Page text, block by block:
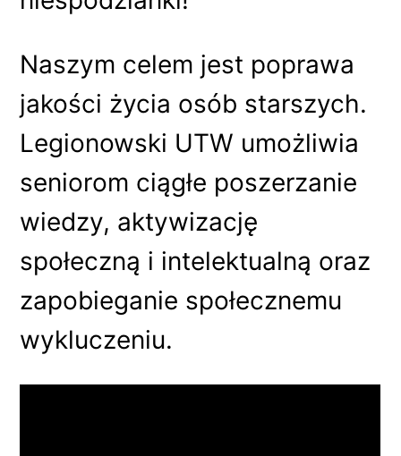
Naszym celem jest poprawa
jakości życia osób starszych.
Legionowski UTW umożliwia
seniorom ciągłe poszerzanie
wiedzy, aktywizację
społeczną i intelektualną oraz
zapobieganie społecznemu
wykluczeniu.